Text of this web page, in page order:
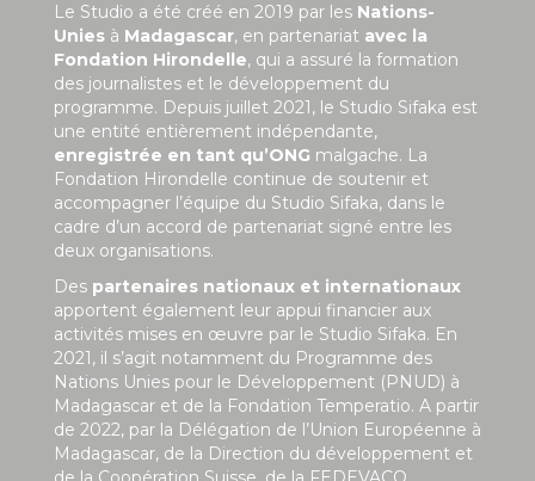
Le Studio a été créé en 2019 par les Nations-
Unies à Madagascar, en partenariat avec la
Fondation Hirondelle, qui a assuré la formation
des journalistes et le développement du
programme. Depuis juillet 2021, le Studio Sifaka est
une entité entièrement indépendante,
enregistrée en tant qu’ONG malgache. La
Fondation Hirondelle continue de soutenir et
accompagner l’équipe du Studio Sifaka, dans le
cadre d’un accord de partenariat signé entre les
deux organisations.
Des partenaires nationaux et internationaux
apportent également leur appui financier aux
activités mises en œuvre par le Studio Sifaka. En
2021, il s’agit notamment du Programme des
Nations Unies pour le Développement (PNUD) à
Madagascar et de la Fondation Temperatio. A partir
de 2022, par la Délégation de l’Union Européenne à
Madagascar, de la Direction du développement et